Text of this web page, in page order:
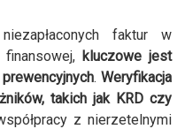
faktur w
kluczowe jest
. Weryfikacja
takich jak KRD czy
z nierzetelnymi